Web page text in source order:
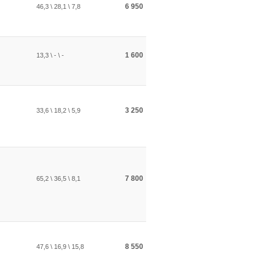
46,3 \ 28,1 \ 7,8 6 950
13,3 \ - \ - 1 600
33,6 \ 18,2 \ 5,9 3 250
65,2 \ 36,5 \ 8,1 7 800
47,6 \ 16,9 \ 15,8 8 550